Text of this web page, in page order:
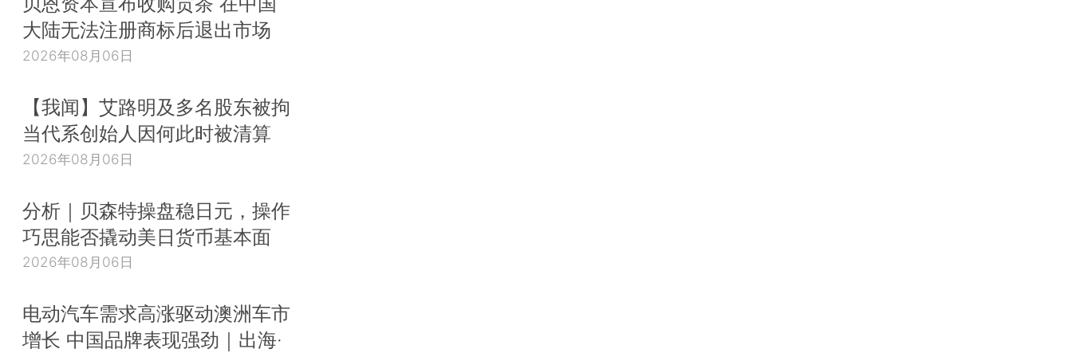
大陆无法注册商标后退出市场
2026年08月06日
【我闻】艾路明及多名股东被拘
当代系创始人因何此时被清算
2026年08月06日
分析｜贝森特操盘稳日元，操作
巧思能否撬动美日货币基本面
2026年08月06日
电动汽车需求高涨驱动澳洲车市
增长 中国品牌表现强劲｜出海·